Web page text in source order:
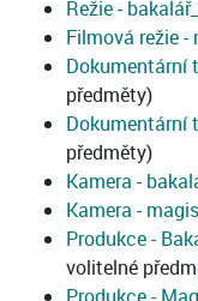
Režie -
Filmová režie -
Dokumentární
předměty)
Dokumentární
předměty)
Kamera -
Kamera -
Produkce -
volitelné